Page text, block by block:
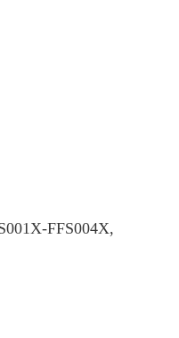
FFS004X,